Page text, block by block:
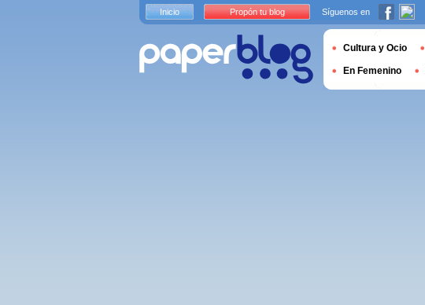
Inicio Propón tu blog Síguenos en
Cultura y Ocio
En Femenino